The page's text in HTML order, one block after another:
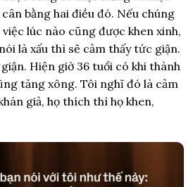
bằng hai điều đó. Nếu chúng
lúc nào cũng được khen xinh,
là xấu thì sẽ cảm thấy tức giận.
Hiện giờ 36 tuổi có khi thành
tăng xông. Tôi nghĩ đó là cảm
giả, họ thích thì họ khen,